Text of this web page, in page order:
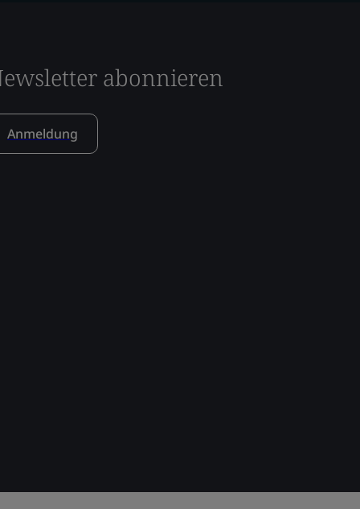
abonnieren
Anmeldung